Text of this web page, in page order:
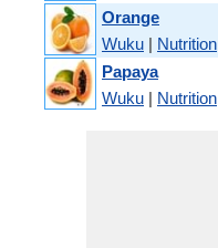
Orange
Wuku | Nutrition
Papaya
Wuku | Nutrition